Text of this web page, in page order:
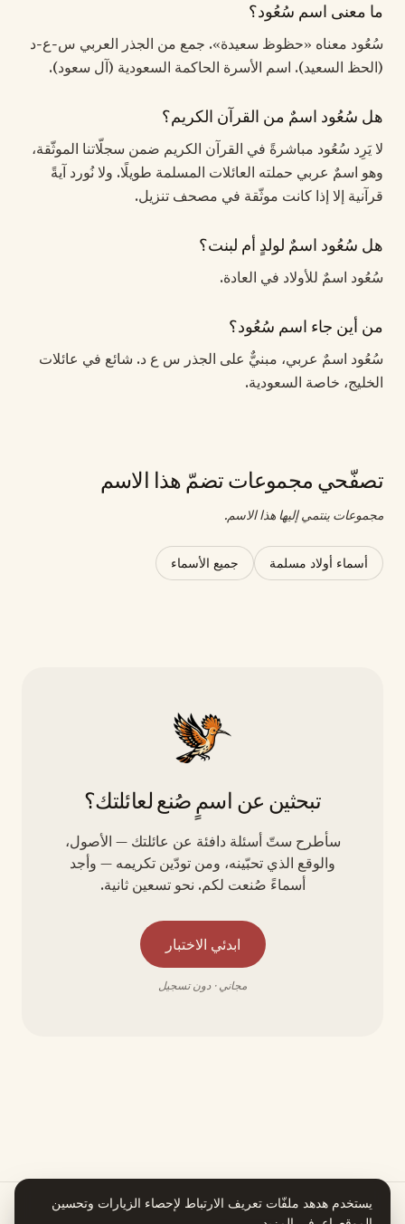
ما معنى اسم سُعُود؟
سُعُود معناه «حظوظ سعيدة». جمع من الجذر العربي س-ع-د
(الحظ السعيد). اسم الأسرة الحاكمة السعودية (آل سعود).
هل سُعُود اسمٌ من القرآن الكريم؟
لا يَرِد سُعُود مباشرةً في القرآن الكريم ضمن سجلّاتنا الموثّقة،
وهو اسمٌ عربي حملته العائلات المسلمة طويلًا. ولا نُورد آيةً
قرآنية إلا إذا كانت موثّقة في مصحف تنزيل.
هل سُعُود اسمٌ لولدٍ أم لبنت؟
سُعُود اسمٌ للأولاد في العادة.
من أين جاء اسم سُعُود؟
سُعُود اسمٌ عربي، مبنيٌّ على الجذر س ع د. شائع في عائلات
الخليج، خاصة السعودية.
تصفّحي مجموعات تضمّ هذا الاسم
مجموعات ينتمي إليها هذا الاسم.
أسماء أولاد مسلمة جميع الأسماء
تبحثين عن اسمٍ صُنع لعائلتك؟
سأطرح ستّ أسئلة دافئة عن عائلتك — الأصول،
والوقع الذي تحبّينه، ومن تودّين تكريمه — وأجد
أسماءً صُنعت لكم. نحو تسعين ثانية.
ابدئي الاختبار
مجاني · دون تسجيل
يستخدم هدهد ملفّات تعريف الارتباط لإحصاء الزيارات وتحسين